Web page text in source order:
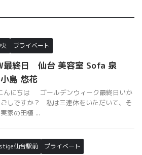
プライベート
最終日 仙台 美容室 Sofa 泉
島 悠花
ちは ゴールデンウィーク最終日いか
しですか？ 私は三連休をいただいて、そ
家の田植 ...
仙台駅前 プライベート